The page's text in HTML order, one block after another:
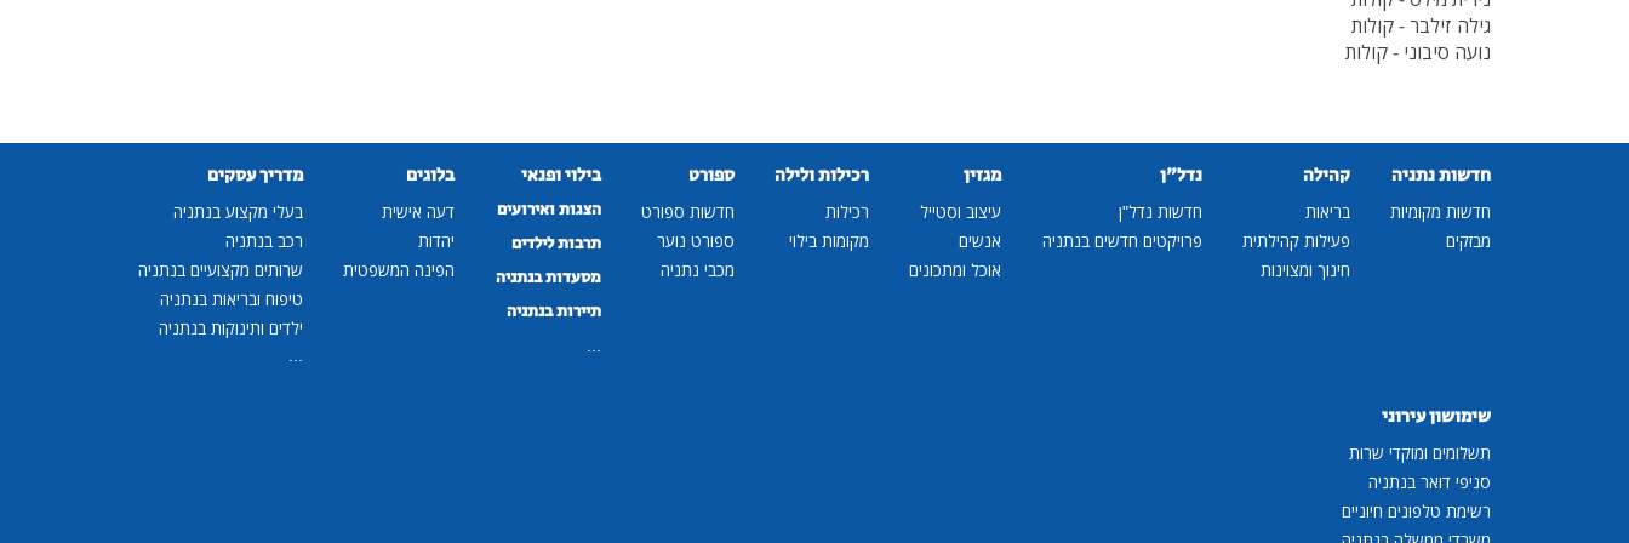
גילה זילבר - קולות
נועה סיבוני - קולות
חדשות נתניה
חדשות מקומיות
מבזקים
קהילה
בריאות
פעילות קהילתית
חינוך ומצוינות
נדל"ן
חדשות נדל"ן
פרויקטים חדשים בנתניה
מגזין
עיצוב וסטייל
אנשים
אוכל ומתכונים
רכילות ולילה
רכילות
מקומות בילוי
ספורט
חדשות ספורט
ספורט נוער
מכבי נתניה
בילוי ופנאי
הצגות ואירועים
תרבות לילדים
מסעדות בנתניה
תיירות בנתניה
...
בלוגים
דעה אישית
יהדות
הפינה המשפטית
מדריך עסקים
בעלי מקצוע בנתניה
רכב בנתניה
שרותים מקצועיים בנתניה
טיפוח ובריאות בנתניה
ילדים ותינוקות בנתניה
...
שימושון עירוני
תשלומים ומוקדי שרות
סניפי דואר בנתניה
רשימת טלפונים חיוניים